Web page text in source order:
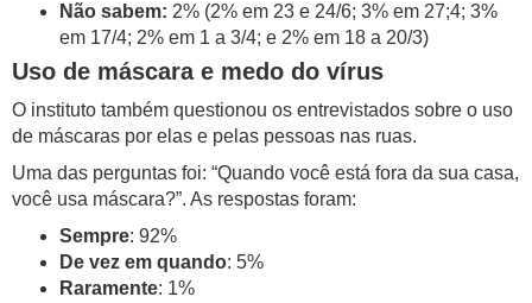
Não sabem: 2% (2% em 23 e 24/6; 3% em 27;4; 3%
em 17/4; 2% em 1 a 3/4; e 2% em 18 a 20/3)
Uso de máscara e medo do vírus
O instituto também questionou os entrevistados sobre o uso
de máscaras por elas e pelas pessoas nas ruas.
Uma das perguntas foi: “Quando você está fora da sua casa,
você usa máscara?”. As respostas foram:
Sempre: 92%
De vez em quando: 5%
Raramente: 1%